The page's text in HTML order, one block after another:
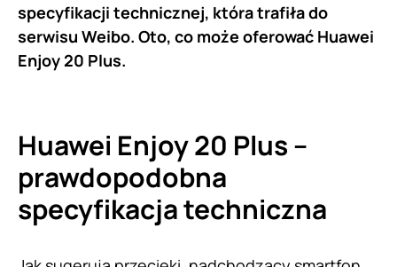
specyfikacji technicznej, która trafiła do
serwisu Weibo. Oto, co może oferować Huawei
Enjoy 20 Plus.
Huawei Enjoy 20 Plus –
prawdopodobna
specyfikacja techniczna